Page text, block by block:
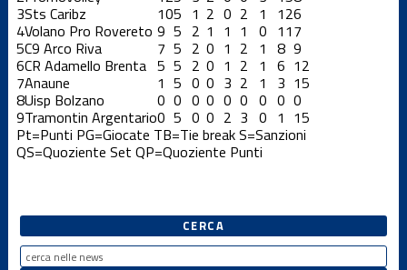
3Sts Caribz 105 1 2 0 2 1 126
4Volano Pro Rovereto 9 5 2 1 1 1 0 117
5C9 Arco Riva 7 5 2 0 1 2 1 8 9
6CR Adamello Brenta 5 5 2 0 1 2 1 6 12
7Anaune 1 5 0 0 3 2 1 3 15
8Uisp Bolzano 0 0 0 0 0 0 0 0 0
9Tramontin Argentario0 5 0 0 2 3 0 1 15
Pt=Punti PG=Giocate TB=Tie breakS=Sanzioni
QS=Quoziente Set QP=Quoziente Punti
CERCA